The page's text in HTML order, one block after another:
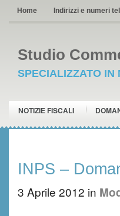
Home Indirizzi e numeri
Studio
SPECIALIZZATO IN
NOTIZIE FISCALI
INPS –
3 Aprile 2012 in